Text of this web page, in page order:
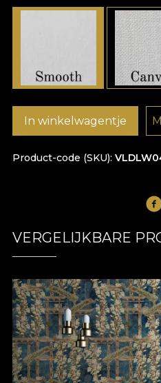
Product-code (SKU)
In winkelwagentje
VERGELIJKBARE